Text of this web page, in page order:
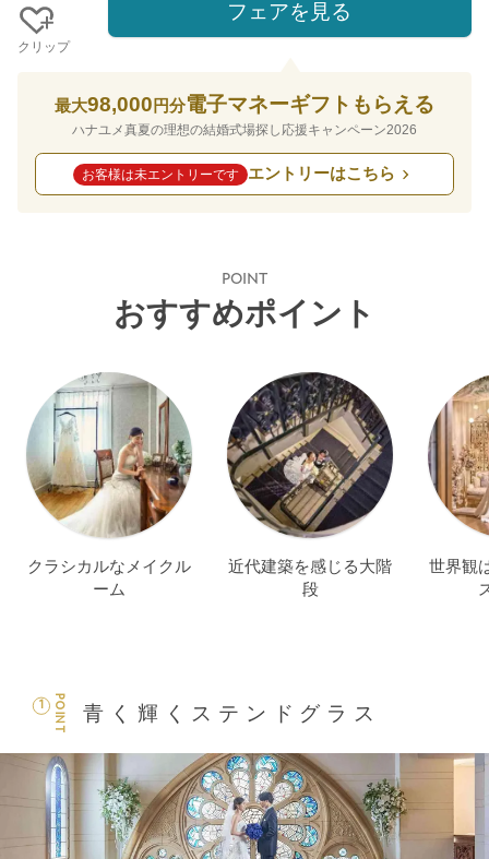
クリップ
フェアを見る
最大98,000 円分電子マネーギフトもらえる
ハナユメ真夏の理想の結婚式場探し応援キャンペーン2026
お客様は未エントリーです エントリーはこちら
POINT
おすすめポイント
クラシカルなメイクル
ーム
近代建築を感じる大階
段
世界観
POINT
1 青く輝くステンドグラス